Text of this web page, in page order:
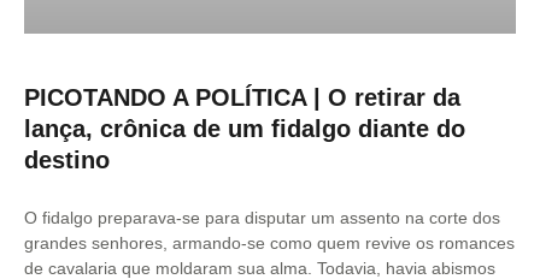
PICOTANDO A POLÍTICA | O retirar da
lança, crônica de um fidalgo diante do
destino
O fidalgo preparava-se para disputar um assento na corte dos
grandes senhores, armando-se como quem revive os romances
de cavalaria que moldaram sua alma. Todavia, havia abismos